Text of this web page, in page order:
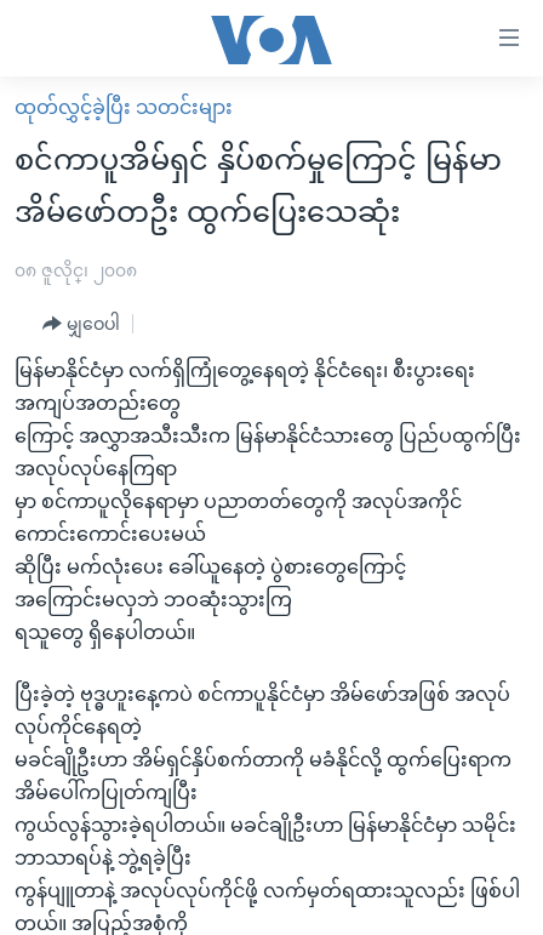
လွယ်ကူ
စေ
သည့်
များ
အကြောင်းအရာ
သို့
ကျော်
ကြည့်
ပင်မ
ညွန်း
စာမျက်နှာ
ကျော်
ကြည့်
ရှာဖွေ
နေရာ
ကျော်
မူလစာမျက်နှာ
မြန်မာ
ကမ္ဘာ့သတင်းများ
နိုင်ငံတကာ
အစ္စရေး-ပါလက်စတိုင်း
ဗွီဒီယို
ရပ်ဝန်းတခု လမ်းတခု အလွန်
အင်္ဂလိပ်စာလေ့လာမယ်
အမေရိကန်သုံးအီဒီယံ
မကြေးမုံရဲ့ အင်္ဂလိပ်စာ
ရုပ်ရှင်ထဲက အင်္ဂလိပ်စာ
သုတပဒေသာ အင်္ဂလိပ်စာ
အပတ်စဉ်ကဏ္ဍများ
ရေဒီယို
တီဗွီ
ရေဒီယိုနှင့်ရုပ်သံ အချက်အလက်များ
ရေဒီယို/တီဗွီအစီအစဉ်
Learning English
ဗွီအိုအေ လူမှုကွန်ယက်များ
ဘာသာစကားများ
ထုတ်လွှင့်ခဲ့ပြီး သတင်းများ
စင်ကာပူအိမ်ရှင် နှိပ်စက်မှုကြောင့် မြန်မာ
အိမ်ဖော်တဦး ထွက်ပြေးသေဆုံး
၀၈ ဇူလိုင္၊ ၂၀၀၈
မျှဝေပါ
မြန်မာနိုင်ငံမှာ လက်ရှိကြုံတွေ့နေရတဲ့ နိုင်ငံရေး၊ စီးပွားရေး
အကျပ်အတည်းတွေ
ကြောင့် အလွှာအသီးသီးက မြန်မာနိုင်ငံသားတွေ ပြည်ပထွက်ပြီး
အလုပ်လုပ်နေကြရာ
မှာ စင်ကာပူလိုနေရာမှာ ပညာတတ်တွေကို အလုပ်အကိုင်
ကောင်းကောင်းပေးမယ်
ဆိုပြီး မက်လုံးပေး ခေါ်ယူနေတဲ့ ပွဲစားတွေကြောင့်
အကြောင်းမလှဘဲ ဘဝဆုံးသွားကြ
ရသူတွေ ရှိနေပါတယ်။
ပြီးခဲ့တဲ့ ဗုဒ္ဓဟူးနေ့ကပဲ စင်ကာပူနိုင်ငံမှာ အိမ်ဖော်အဖြစ် အလုပ်
လုပ်ကိုင်နေရတဲ့
မခင်ချိုဦးဟာ အိမ်ရှင်နှိပ်စက်တာကို မခံနိုင်လို့ ထွက်ပြေးရာက
အိမ်ပေါ်ကပြုတ်ကျပြီး
ကွယ်လွန်သွားခဲ့ရပါတယ်။ မခင်ချိုဦးဟာ မြန်မာနိုင်ငံမှာ သမိုင်း
ဘာသာရပ်နဲ့ ဘွဲ့ရခဲ့ပြီး
ကွန်ပျူတာနဲ့ အလုပ်လုပ်ကိုင်ဖို့ လက်မှတ်ရထားသူလည်း ဖြစ်ပါ
တယ်။ အပြည့်အစုံကို